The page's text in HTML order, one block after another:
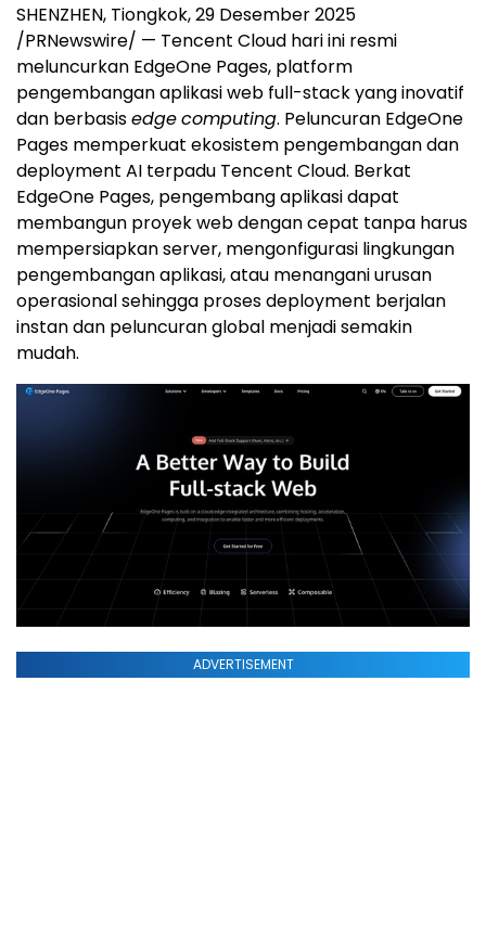
SHENZHEN, Tiongkok,29 Desember 2025
/PRNewswire/ — Tencent Cloud hari ini resmi
meluncurkan EdgeOne Pages, platform
pengembangan aplikasi web full-stack yang inovatif
dan berbasisedgecomputing. Peluncuran EdgeOne
Pages memperkuat ekosistem pengembangan dan
deployment AI terpadu Tencent Cloud. Berkat
EdgeOne Pages, pengembang aplikasi dapat
membangun proyek web dengan cepat tanpa harus
mempersiapkan server, mengonfigurasi lingkungan
pengembangan aplikasi, atau menangani urusan
operasional sehingga proses deployment berjalan
instan dan peluncuran global menjadi semakin
mudah.
ADVERTISEMENT